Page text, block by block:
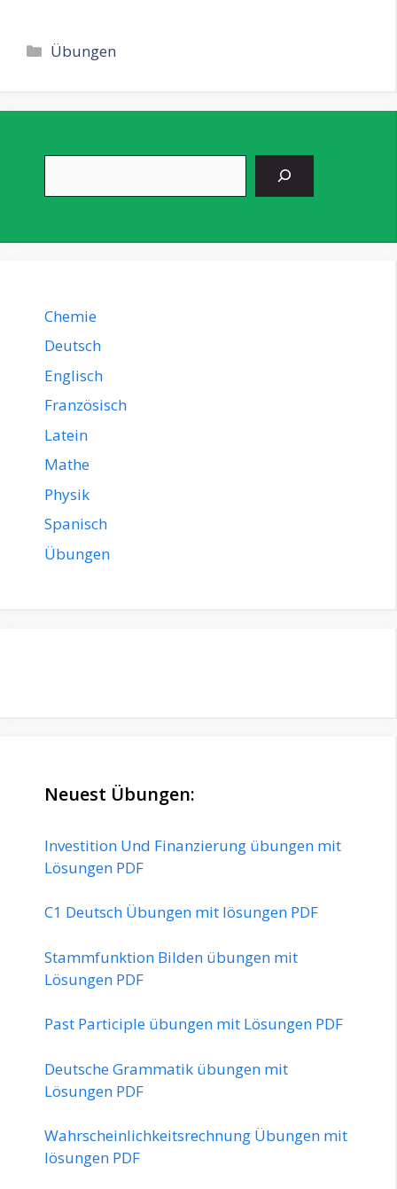
Kategorien
Übungen
Chemie
Deutsch
Englisch
Französisch
Latein
Mathe
Physik
Spanisch
Übungen
Neuest Übungen:
Investition Und Finanzierung übungen mit
Lösungen PDF
C1 Deutsch Übungen mit lösungen PDF
Stammfunktion Bilden übungen mit
Lösungen PDF
Past Participle übungen mit Lösungen PDF
Deutsche Grammatik übungen mit
Lösungen PDF
Wahrscheinlichkeitsrechnung Übungen mit
lösungen PDF